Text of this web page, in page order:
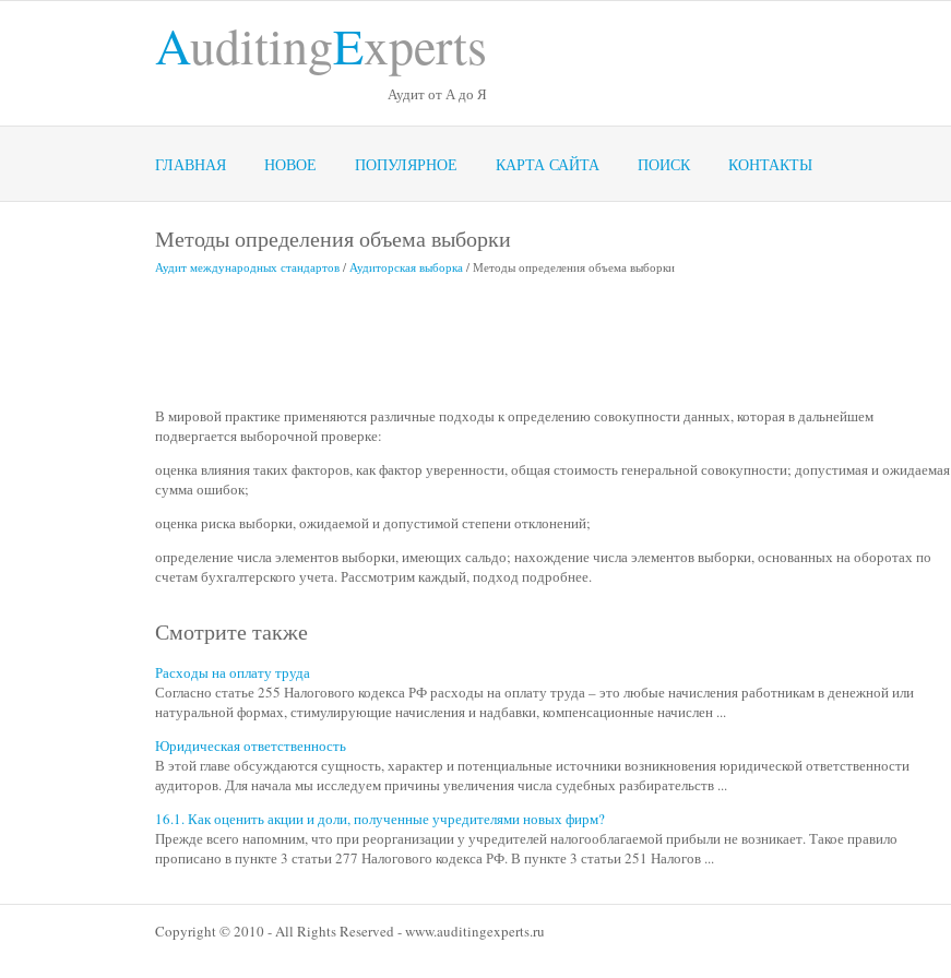
AuditingExperts
Аудит от А до Я
ГЛАВНАЯ НОВОЕ ПОПУЛЯРНОЕ КАРТА САЙТА ПОИСК КОНТАКТЫ
Методы определения объема выборки
Аудит международных стандартов / Аудиторская выборка / Методы определения объема выборки
В мировой практике применяются различные подходы к определению совокупности данных, которая в дальнейшем
подвергается выборочной проверке:
оценка влияния таких факторов, как фактор уверенности, общая стоимость генеральной совокупности; допустимая и ожидаемая
сумма ошибок;
оценка риска выборки, ожидаемой и допустимой степени отклонений;
определение числа элементов выборки, имеющих сальдо; нахождение числа элементов выборки, основанных на оборотах по
счетам бухгалтерского учета. Рассмотрим каждый, подход подробнее.
Смотрите также
Расходы на оплату труда
Согласно статье 255 Налогового кодекса РФ расходы на оплату труда – это любые начисления работникам в денежной или
натуральной формах, стимулирующие начисления и надбавки, компенсационные начислен ...
Юридическая ответственность
В этой главе обсуждаются сущность, характер и потенциальные источники возникновения юридической ответственности
аудиторов. Для начала мы исследуем причины увеличения числа судебных разбирательств ...
16.1. Как оценить акции и доли, полученные учредителями новых фирм?
Прежде всего напомним, что при реорганизации у учредителей налогооблагаемой прибыли не возникает. Такое правило
прописано в пункте 3 статьи 277 Налогового кодекса РФ. В пункте 3 статьи 251 Налогов ...
Copyright © 2010 - All Rights Reserved - www.auditingexperts.ru